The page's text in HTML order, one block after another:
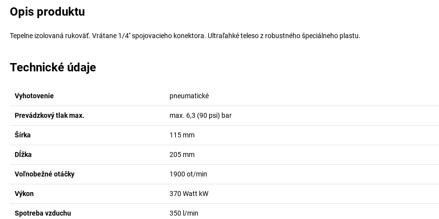
Opis produktu
Tepelne izolovaná rukoväť. Vrátane 1/4'' spojovacieho konektora. Ultraľahké teleso z robustného špeciálneho plastu.
Technické údaje
Vyhotovenie pneumatické
Prevádzkový tlak max. max. 6,3 (90 psi) bar
Šírka 115 mm
Dĺžka 205 mm
Voľnobežné otáčky 1900 ot/min
Výkon 370 Watt kW
Spotreba vzduchu 350 l/min